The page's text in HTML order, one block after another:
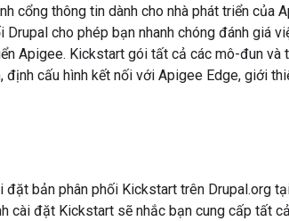
cổng thông tin dành cho nhà phát triển của
Drupal cho phép bạn nhanh chóng đánh giá
Apigee. Kickstart gói tất cả các mô-đun và
cấu hình kết nối với Apigee Edge, giới
đặt bản phân phối Kickstart trên Drupal.org
cài đặt Kickstart sẽ nhắc bạn cung cấp tất